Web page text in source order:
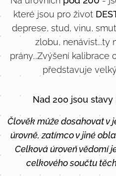
které jsou pro život
deprese, stud, vinu,
zlobu, nenávist...ty
prány...Zvýšení
představuje
Nad 200 jsou stavy
Člověk může dosahovat v
úrovně, zatímco v jiné
Celková úroveň vědomí
celkového součtu